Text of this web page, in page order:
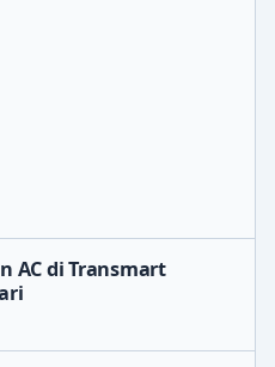
AC di Transmart